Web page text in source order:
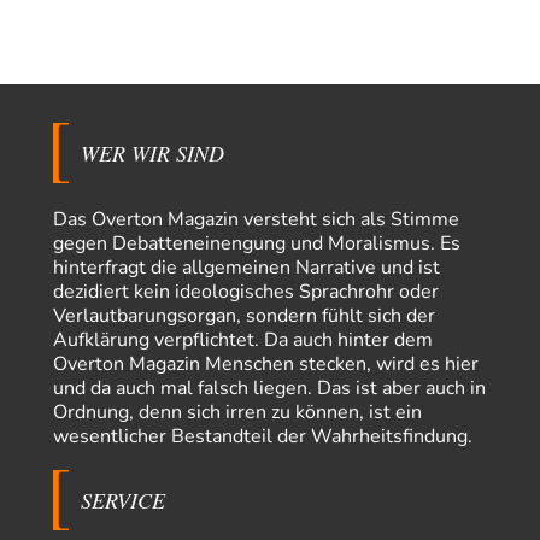
Lieber jjkoeln, im Gegensatz zu anderen Texten von RdL, ist dieser
explizit als "Glosse" ausgezeichnet.…
Torsten
Urteil des Bundesverwaltungsgerichts zur ewigen
Geheimhaltung
Der Deep-State braucht Feinde wie ein Fisch das Wasser. Und nichts
erschafft bessere Feinde als…
Ferdinand Wohlgewiehertvor 18 Stunden zu:
Wie arm sind wir, Herr Schneider?
"Art. 20,1 GG: „Die Bundesrepublik Deutschland ist ein demokratischer
und sozialer Bundesstaat.“ Art. 14,2 GG:…
Zack15vor 19 Stunden zu:
Die Westbank in New York
Noch so einer, der viel schwatzt, wenn der Tag lang ist. Etwa die Frage
Peter Müller
WER WIR SIND
Das Overton Magazin versteht sich als Stimme
gegen Debatteneinengung und Moralismus. Es
hinterfragt die allgemeinen Narrative und ist
dezidiert kein ideologisches Sprachrohr oder
Verlautbarungsorgan, sondern fühlt sich der
Aufklärung verpflichtet. Da auch hinter dem
Overton Magazin Menschen stecken, wird es hier
und da auch mal falsch liegen. Das ist aber auch in
Ordnung, denn sich irren zu können, ist ein
wesentlicher Bestandteil der Wahrheitsfindung.
SERVICE